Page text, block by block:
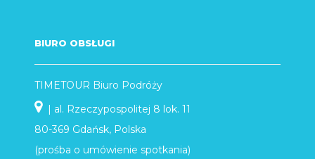
BIURO OBSŁUGI
TIMETOUR Biuro Podróży
| al. Rzeczypospolitej 8 lok. 11
80-369 Gdańsk, Polska
(prośba o umówienie spotkania)